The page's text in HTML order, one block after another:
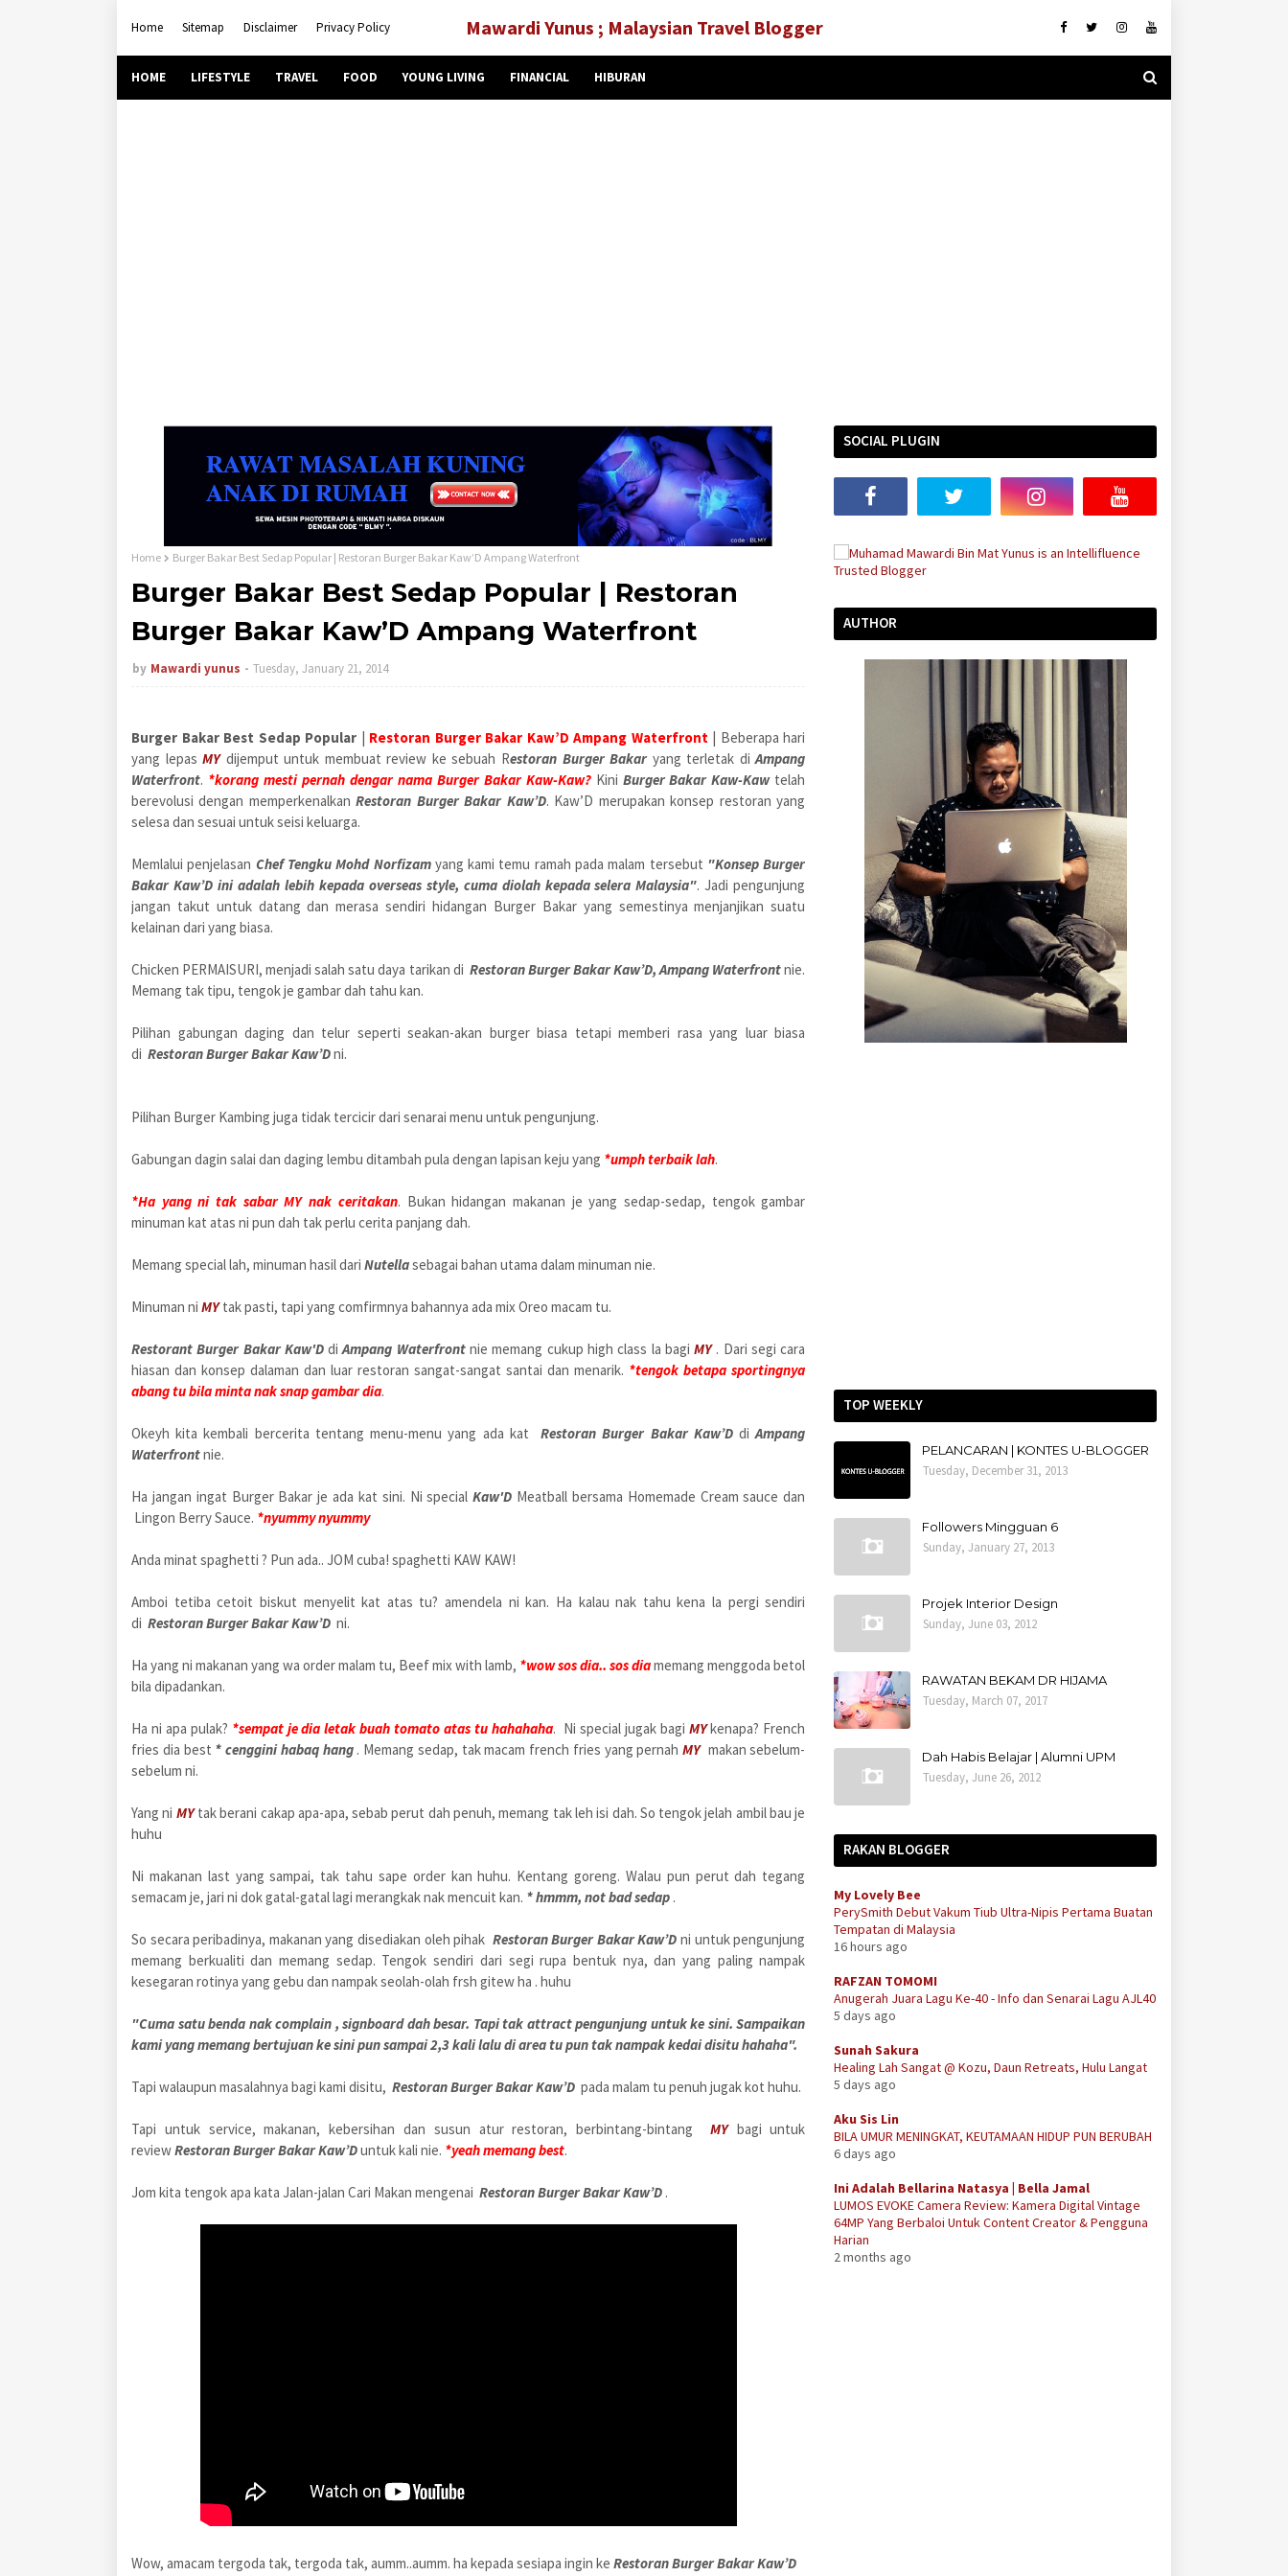
Home Sitemap Disclaimer Privacy Policy Mawardi Yunus ; Malaysian Travel Blogger
HOME LIFESTYLE TRAVEL FOOD YOUNG LIVING FINANCIAL HIBURAN
Home Burger Bakar Best Sedap Popular | Restoran Burger Bakar Kaw’D Ampang Waterfront
Burger Bakar Best Sedap Popular | Restoran
Burger Bakar Kaw’D Ampang Waterfront
by Mawardi yunus Tuesday, January 21, 2014
Burger Bakar Best Sedap Popular | Restoran Burger Bakar Kaw’D Ampang Waterfront | Beberapa hari
yang lepasMYdijemput untuk membuat review ke sebuah Restoran Burger Bakar yang terletak diAmpang
Waterfront. *korang mesti pernah dengar nama Burger Bakar Kaw-Kaw?Kini Burger Bakar Kaw-Kawtelah
berevolusi dengan memperkenalkan Restoran Burger Bakar Kaw’D. Kaw’D merupakan konsep restoran yang
selesa dan sesuai untuk seisi keluarga.
Memlalui penjelasan Chef Tengku Mohd Norfizamyang kami temu ramah pada malam tersebut "KonsepBurger
Bakar Kaw’Dini adalah lebih kepada overseas style, cuma diolah kepada selera Malaysia". Jadi pengunjung
jangan takut untuk datang dan merasa sendiri hidangan Burger Bakar yang semestinya menjanjikan suatu
kelainan dari yang biasa.
Chicken PERMAISURI, menjadi salah satu daya tarikan di Restoran Burger Bakar Kaw’D, Ampang Waterfrontnie.
Memang tak tipu, tengok je gambar dah tahu kan.
Pilihan gabungan daging dan telur seperti seakan-akan burger biasa tetapi memberi rasa yang luar biasa
di Restoran Burger Bakar Kaw’Dni.
Pilihan Burger Kambing juga tidak tercicir dari senarai menu untuk pengunjung.
Gabungan dagin salai dan daging lembu ditambah pula dengan lapisan keju yang *umph terbaik lah.
*Ha yang ni tak sabar MY nak ceritakan. Bukan hidangan makanan je yang sedap-sedap, tengok gambar
minuman kat atas ni pun dah tak perlu cerita panjang dah.
Memang special lah, minuman hasil dari Nutellasebagai bahan utama dalam minuman nie.
Minuman ni MYtak pasti, tapi yang comfirmnya bahannya ada mix Oreo macam tu.
Restorant Burger Bakar Kaw'Ddi Ampang Waterfrontnie memang cukup high class la bagiMY. Dari segi cara
hiasan dan konsep dalaman dan luar restoran sangat-sangat santai dan menarik. *tengok betapa sportingnya
abang tu bila minta nak snap gambar dia.
Okeyh kita kembali bercerita tentang menu-menu yang ada kat Restoran Burger Bakar Kaw’Ddi Ampang
Waterfrontnie.
Ha jangan ingat Burger Bakar je ada kat sini. Ni specialKaw'D Meatball bersama Homemade Cream sauce dan
Lingon Berry Sauce. *nyummy nyummy
Anda minat spaghetti ? Pun ada.. JOM cuba! spaghetti KAW KAW!
Amboi tetiba cetoit biskut menyelit kat atas tu? amendela ni kan. Ha kalau nak tahu kena la pergi sendiri
di Restoran Burger Bakar Kaw’D ni.
Ha yang ni makanan yang wa order malam tu, Beef mix with lamb, *wow sos dia.. sos diamemang menggoda betol
bila dipadankan.
Ha ni apa pulak? *sempat je dia letak buah tomato atas tu hahahaha. Ni special jugak bagi MY kenapa? French
fries dia best * cenggini habaq hang. Memang sedap, tak macam french fries yang pernahMY makan sebelum-
sebelum ni.
Yang ni MY tak berani cakap apa-apa, sebab perut dah penuh, memang tak leh isi dah. So tengok jelah ambil bau je
huhu
Ni makanan last yang sampai, tak tahu sape order kan huhu. Kentang goreng. Walau pun perut dah tegang
semacam je, jari ni dok gatal-gatal lagi merangkak nak mencuit kan. * hmmm, not bad sedap .
So secara peribadinya, makanan yang disediakan oleh pihak Restoran Burger Bakar Kaw’D ni untuk pengunjung
memang berkualiti dan memang sedap. Tengok sendiri dari segi rupa bentuk nya, dan yang paling nampak
kesegaran rotinya yang gebu dan nampak seolah-olah frsh gitew ha . huhu
"Cuma satu benda nak complain , signboard dah besar. Tapi tak attract pengunjung untuk ke sini. Sampaikan
kami yang memang bertujuan ke sini pun sampai 2,3 kali lalu di area tu pun tak nampak kedai disitu hahaha".
Tapi walaupun masalahnya bagi kami disitu, Restoran Burger Bakar Kaw’D pada malam tu penuh jugak kot huhu.
Tapi untuk service, makanan, kebersihan dan susun atur restoran, berbintang-bintang MY bagi untuk
reviewRestoran Burger Bakar Kaw’Duntuk kali nie. *yeah memang best.
Jom kita tengok apa kata Jalan-jalan Cari Makan mengenai Restoran Burger Bakar Kaw’D .
Wow, amacam tergoda tak, tergoda tak, aumm..aumm. ha kepada sesiapa ingin ke Restoran Burger Bakar Kaw’D
SOCIAL PLUGIN
AUTHOR
TOP WEEKLY
PELANCARAN | KONTES U-BLOGGER
Tuesday, December 31, 2013
Followers Mingguan 6
Sunday, January 27, 2013
Projek Interior Design
Sunday, June 03, 2012
RAWATAN BEKAM DR HIJAMA
Tuesday, March 07, 2017
Dah Habis Belajar | Alumni UPM
Tuesday, June 26, 2012
RAKAN BLOGGER
My Lovely Bee
PerySmith Debut Vakum Tiub Ultra-Nipis Pertama Buatan
Tempatan di Malaysia
16 hours ago
RAFZAN TOMOMI
Anugerah Juara Lagu Ke-40 - Info dan Senarai Lagu AJL40
5 days ago
Sunah Sakura
Healing Lah Sangat @ Kozu, Daun Retreats, Hulu Langat
5 days ago
Aku Sis Lin
BILA UMUR MENINGKAT, KEUTAMAAN HIDUP PUN BERUBAH
6 days ago
Ini Adalah Bellarina Natasya | Bella Jamal
LUMOS EVOKE Camera Review: Kamera Digital Vintage
64MP Yang Berbaloi Untuk Content Creator & Pengguna
Harian
2 months ago